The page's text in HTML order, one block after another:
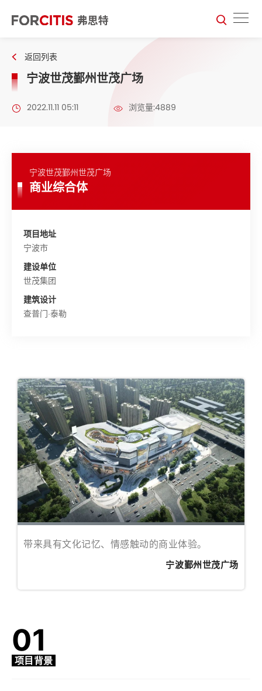
返回列表
宁波世茂鄞州世茂广场
2022.11.11 05:11 浏览量:4889
宁波世茂鄞州世茂广场
商业综合体
项目地址
宁波市
建设单位
世茂集团
建筑设计
查普门·泰勒
带来具有文化记忆、情感触动的商业体验。
宁波鄞州世茂广场
01
项目背景